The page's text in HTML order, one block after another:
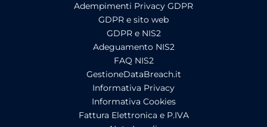
Adempimenti Privacy GDPR
GDPR e sito web
GDPR e NIS2
Adeguamento NIS2
FAQ NIS2
GestioneDataBreach.it
Informativa Privacy
Informativa Cookies
Fattura Elettronica e P.IVA